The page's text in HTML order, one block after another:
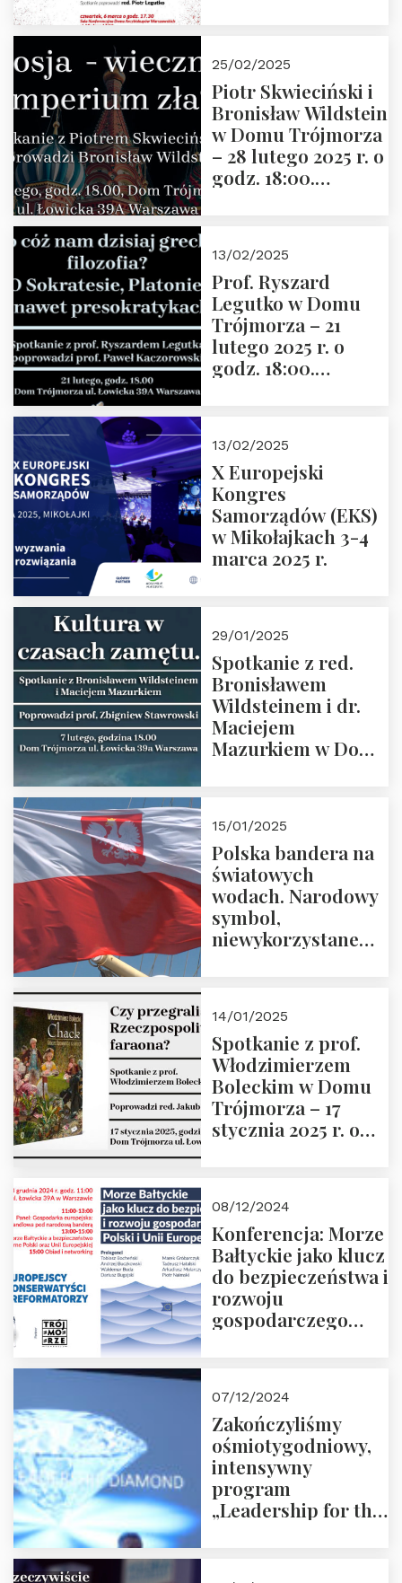
2025 r. godz. 17:30,
DAW ul. Miodowa
17/19
25/02/2025
Piotr Skwieciński i
Bronisław Wildstein
w Domu Trójmorza
– 28 lutego 2025 r. o
godz. 18:00.
13/02/2025
Prof. Ryszard
Legutko w Domu
Trójmorza – 21
lutego 2025 r. o
godz. 18:00.
Zapraszamy
13/02/2025
X Europejski
Kongres
Samorządów (EKS)
w Mikołajkach 3-4
marca 2025 r.
29/01/2025
Spotkanie z red.
Bronisławem
Wildsteinem i dr.
Maciejem
Mazurkiem w Domu
Prowadzi prof.
Zbigniew
Stawrowski
15/01/2025
Polska bandera na
światowych
wodach. Narodowy
symbol,
niewykorzystane
14/01/2025
Spotkanie z prof.
Włodzimierzem
Boleckim w Domu
Trójmorza – 17
stycznia 2025 r. o
08/12/2024
Konferencja: Morze
Bałtyckie jako klucz
do bezpieczeństwa i
rozwoju
gospodarczego
ZAPRASZAMY
07/12/2024
Zakończyliśmy
ośmiotygodniowy,
intensywny
program
„Leadership for the